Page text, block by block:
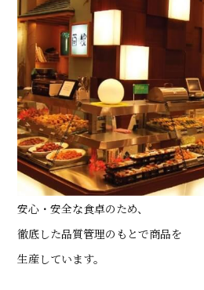
安心・安全な食卓のため、
徹底した品質管理のもとで商品を
生産しています。